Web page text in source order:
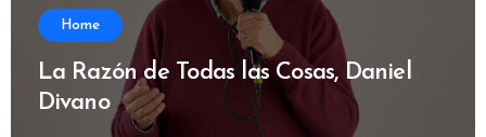
Home
La Razón de Todas las Cosas, Daniel
Divano